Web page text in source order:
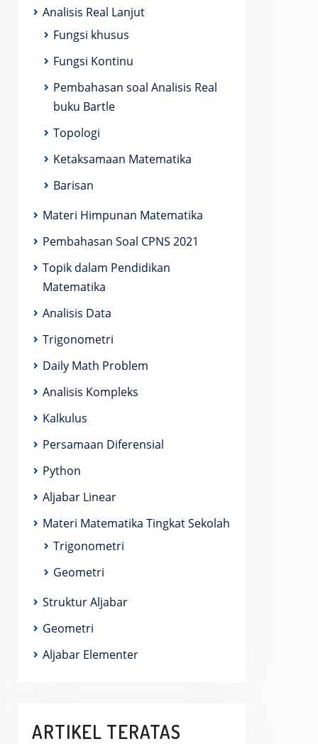
= 1} ^{n} \frac{1}{z_k }\right)
} \right) &= \left( \sum_{k = 1} ^{n}
\left(\sum_{k = 1} ^{n} \frac{1}{z_k }
Analisis Real Lanjut
Fungsi khusus
Fungsi Kontinu
Pembahasan soal Analisis Real
buku Bartle
Topologi
Ketaksamaan Matematika
Barisan
Materi Himpunan Matematika
Pembahasan Soal CPNS 2021
Topik dalam Pendidikan
Matematika
Analisis Data
Trigonometri
Daily Math Problem
Analisis Kompleks
Kalkulus
Persamaan Diferensial
Python
Aljabar Linear
Materi Matematika Tingkat Sekolah
Trigonometri
Geometri
Struktur Aljabar
Geometri
Aljabar Elementer
ARTIKEL TERATAS